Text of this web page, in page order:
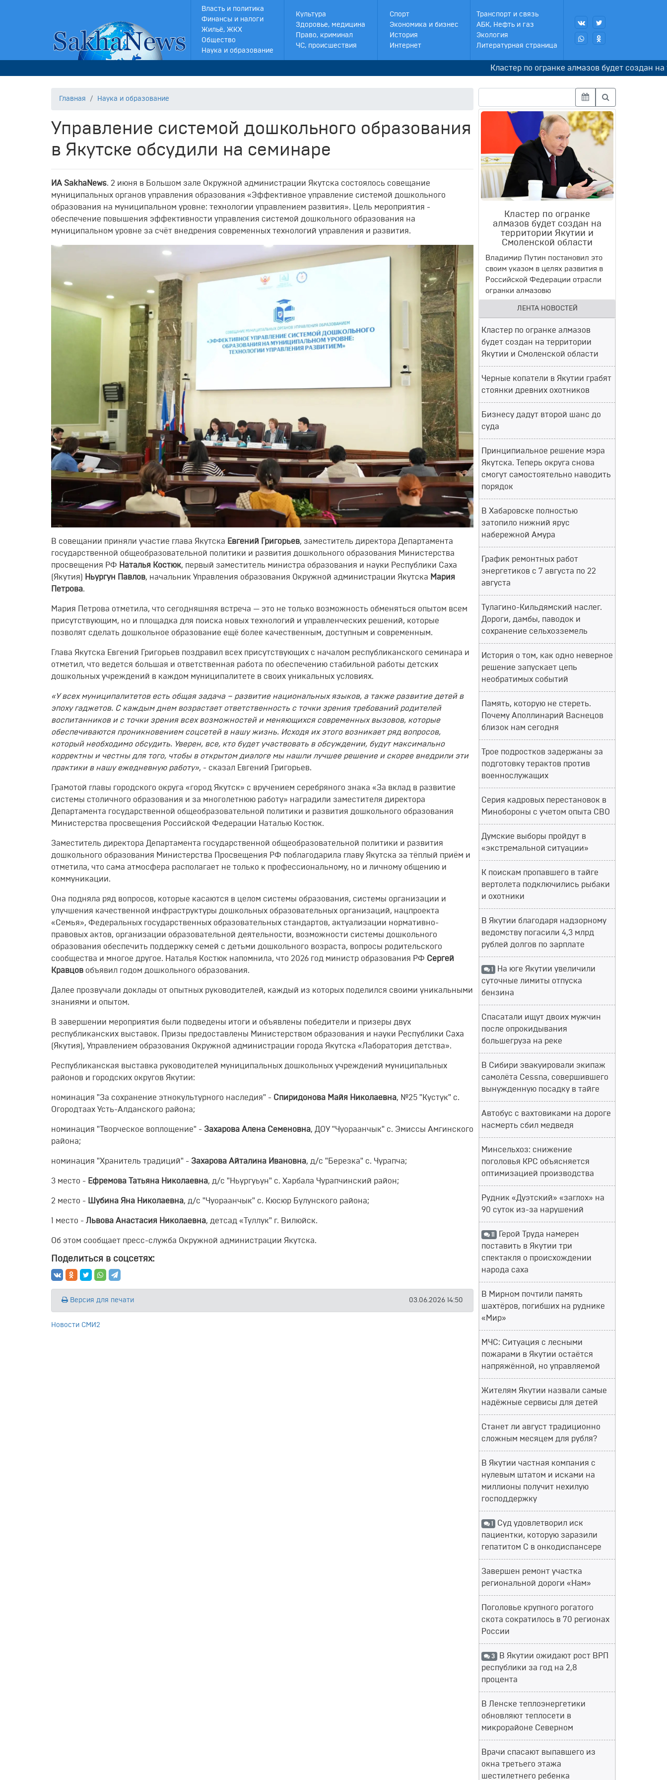
Власть и политика
Финансы и налоги
Жильё, ЖКХ
Общество
Наука и образование
Культура
Здоровье, медицина
Право, криминал
ЧС, происшествия
Спорт
Экономика и бизнес
История
Интернет
Транспорт и связь
АБК, Нефть и газ
Экология
Литературная страница
Кластер по огранке алмазов будет создан на
Главная Наука и образование
Управление системой дошкольного образования
в Якутске обсудили на семинаре
ИА SakhaNews. 2 июня в Большом зале Окружной администрации Якутска состоялось совещание
муниципальных органов управления образования «Эффективное управление системой дошкольного
образования на муниципальном уровне: технологии управлением развития». Цель мероприятия -
обеспечение повышения эффективности управления системой дошкольного образования на
муниципальном уровне за счёт внедрения современных технологий управления и развития.
В совещании приняли участие глава Якутска Евгений Григорьев, заместитель директора Департамента
государственной общеобразовательной политики и развития дошкольного образования Министерства
просвещения РФ Наталья Костюк, первый заместитель министра образования и науки Республики Саха
(Якутия) Ньургун Павлов, начальник Управления образования Окружной администрации Якутска Мария
Петрова.
Мария Петрова отметила, что сегодняшняя встреча — это не только возможность обменяться опытом всем
присутствующим, но и площадка для поиска новых технологий и управленческих решений, которые
позволят сделать дошкольное образование ещё более качественным, доступным и современным.
Глава Якутска Евгений Григорьев поздравил всех присутствующих с началом республиканского семинара и
отметил, что ведется большая и ответственная работа по обеспечению стабильной работы детских
дошкольных учреждений в каждом муниципалитете в своих уникальных условиях.
«У всех муниципалитетов есть общая задача – развитие национальных языков, а также развитие детей в
эпоху гаджетов. С каждым днем возрастает ответственность с точки зрения требований родителей
воспитанников и с точки зрения всех возможностей и меняющихся современных вызовов, которые
обеспечиваются проникновением соцсетей в нашу жизнь. Исходя их этого возникает ряд вопросов,
который необходимо обсудить. Уверен, все, кто будет участвовать в обсуждении, будут максимально
корректны и честны для того, чтобы в открытом диалоге мы нашли лучшее решение и скорее внедрили эти
практики в нашу ежедневную работу», - сказал Евгений Григорьев.
Грамотой главы городского округа «город Якутск» с вручением серебряного знака «За вклад в развитие
системы столичного образования и за многолетнюю работу» наградили заместителя директора
Департамента государственной общеобразовательной политики и развития дошкольного образования
Министерства просвещения Российской Федерации Наталью Костюк.
Заместитель директора Департамента государственной общеобразовательной политики и развития
дошкольного образования Министерства Просвещения РФ поблагодарила главу Якутска за тёплый приём и
отметила, что сама атмосфера располагает не только к профессиональному, но и личному общению и
коммуникации.
Она подняла ряд вопросов, которые касаются в целом системы образования, системы организации и
улучшения качественной инфраструктуры дошкольных образовательных организаций, нацпроекта
«Семья», Федеральных государственных образовательных стандартов, актуализации нормативно-
правовых актов, организации образовательной деятельности, возможности системы дошкольного
образования обеспечить поддержку семей с детьми дошкольного возраста, вопросы родительского
сообщества и многое другое. Наталья Костюк напомнила, что 2026 год министр образования РФ Сергей
Кравцов объявил годом дошкольного образования.
Далее прозвучали доклады от опытных руководителей, каждый из которых поделился своими уникальными
знаниями и опытом.
В завершении мероприятия были подведены итоги и объявлены победители и призеры двух
республиканских выставок. Призы предоставлены Министерством образования и науки Республики Саха
(Якутия), Управлением образования Окружной администрации города Якутска «Лаборатория детства».
Республиканская выставка руководителей муниципальных дошкольных учреждений муниципальных
районов и городских округов Якутии:
номинация "За сохранение этнокультурного наследия" - Спиридонова Майя Николаевна, №25 "Кустук" с.
Огородтаах Усть-Алданского района;
номинация "Творческое воплощение" - Захарова Алена Семеновна, ДОУ "Чуораанчык" с. Эмиссы Амгинского
района;
номинация "Хранитель традиций" - Захарова Айталина Ивановна, д/с "Березка" с. Чурапча;
3 место - Ефремова Татьяна Николаевна, д/с "Ньургуьун" с. Харбала Чурапчинский район;
2 место - Шубина Яна Николаевна, д/с "Чуораанчык" с. Кюсюр Булунского района;
1 место - Львова Анастасия Николаевна, детсад «Туллук" г. Вилюйск.
Об этом сообщает пресс-служба Окружной администрации Якутска.
Поделиться в соцсетях:
Версия для печати 03.06.2026 14:50
Новости СМИ2
Кластер по огранке
алмазов будет создан на
территории Якутии и
Смоленской области
Владимир Путин постановил это
своим указом в целях развития в
Российской Федерации отрасли
огранки алмазовю
ЛЕНТА НОВОСТЕЙ
Кластер по огранке алмазов
будет создан на территории
Якутии и Смоленской области
Черные копатели в Якутии грабят
стоянки древних охотников
Бизнесу дадут второй шанс до
суда
Принципиальное решение мэра
Якутска. Теперь округа снова
смогут самостоятельно наводить
порядок
В Хабаровске полностью
затопило нижний ярус
набережной Амура
График ремонтных работ
энергетиков с 7 августа по 22
августа
Тулагино-Кильдямский наслег.
Дороги, дамбы, паводок и
сохранение сельхозземель
История о том, как одно неверное
решение запускает цепь
необратимых событий
Память, которую не стереть.
Почему Аполлинарий Васнецов
близок нам сегодня
Трое подростков задержаны за
подготовку терактов против
военнослужащих
Серия кадровых перестановок в
Минобороны с учетом опыта СВО
Думские выборы пройдут в
«экстремальной ситуации»
К поискам пропавшего в тайге
вертолета подключились рыбаки
и охотники
В Якутии благодаря надзорному
ведомству погасили 4,3 млрд
рублей долгов по зарплате
1 На юге Якутии увеличили
суточные лимиты отпуска
бензина
Спасатали ищут двоих мужчин
после опрокидывания
большегруза на реке
В Сибири эвакуировали экипаж
самолёта Cessna, совершившего
вынужденную посадку в тайге
Автобус с вахтовиками на дороге
насмерть сбил медведя
Минсельхоз: снижение
поголовья КРС объясняется
оптимизацией производства
Рудник «Дуэтский» «заглох» на
90 суток из-за нарушений
11 Герой Труда намерен
поставить в Якутии три
спектакля о происхождении
народа саха
В Мирном почтили память
шахтёров, погибших на руднике
«Мир»
МЧС: Ситуация с лесными
пожарами в Якутии остаётся
напряжённой, но управляемой
Жителям Якутии назвали самые
надёжные сервисы для детей
Станет ли август традиционно
сложным месяцем для рубля?
В Якутии частная компания с
нулевым штатом и исками на
миллионы получит нехилую
господдержку
1 Суд удовлетворил иск
пациентки, которую заразили
гепатитом С в онкодиспансере
Завершен ремонт участка
региональной дороги «Нам»
Поголовье крупного рогатого
скота сократилось в 70 регионах
России
3 В Якутии ожидают рост ВРП
республики за год на 2,8
процента
В Ленске теплоэнергетики
обновляют теплосети в
микрорайоне Северном
Врачи спасают выпавшего из
окна третьего этажа
шестилетнего ребенка